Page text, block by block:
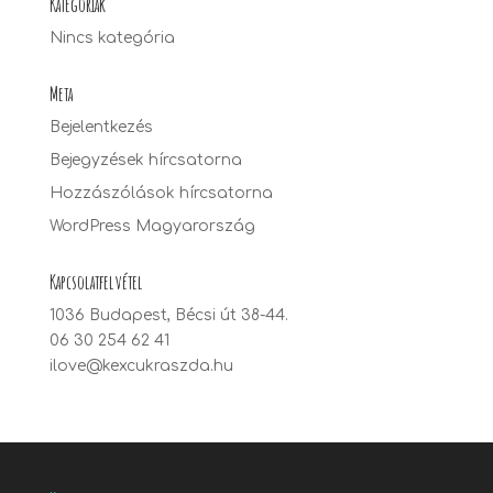
Nincs kategória
Meta
Bejelentkezés
Bejegyzések hírcsatorna
Hozzászólások hírcsatorna
WordPress Magyarország
Kapcsolatfelvétel
1036 Budapest, Bécsi út 38-44.
06 30 254 62 41
ilove@kexcukraszda.hu